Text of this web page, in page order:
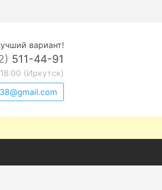
вариант!
511-44-91
(Иркутск)